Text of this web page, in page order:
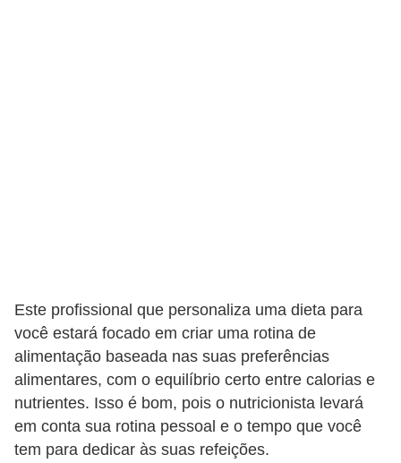
Este profissional que personaliza uma dieta para
você estará focado em criar uma rotina de
alimentação baseada nas suas preferências
alimentares, com o equilíbrio certo entre calorias e
nutrientes. Isso é bom, pois o nutricionista levará
em conta sua rotina pessoal e o tempo que você
tem para dedicar às suas refeições.
b
a
C
o
m